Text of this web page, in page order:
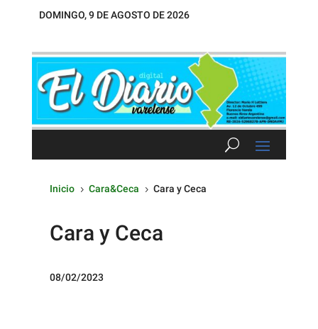
DOMINGO, 9 DE AGOSTO DE 2026
Inicio 5 Cara&Ceca 5 Cara y Ceca
Cara y Ceca
08/02/2023